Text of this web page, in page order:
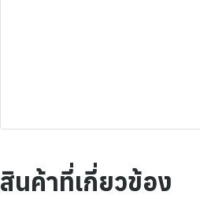
สินค้าที่เกี่ยวข้อง